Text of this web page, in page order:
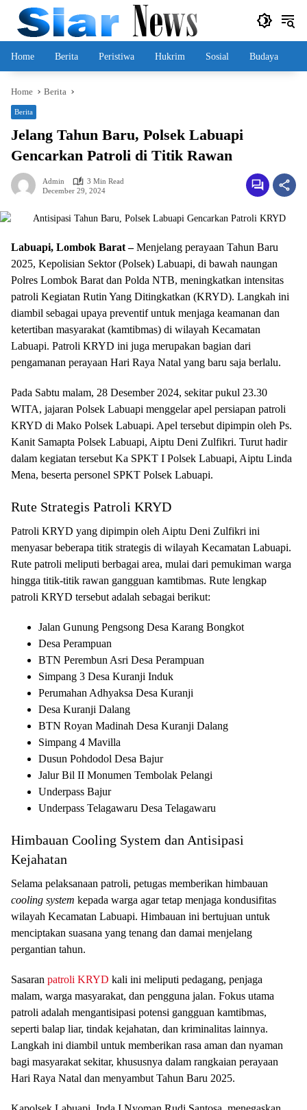
content
Home Berita Peristiwa Hukrim Sosial Budaya
Home Berita
Berita
Jelang Tahun Baru, Polsek Labuapi
Gencarkan Patroli di Titik Rawan
Admin
3 Min Read
December 29, 2024
Labuapi, Lombok Barat –Menjelang perayaan Tahun Baru
2025, Kepolisian Sektor (Polsek) Labuapi, di bawah naungan
Polres Lombok Barat dan Polda NTB, meningkatkan intensitas
patroli Kegiatan Rutin Yang Ditingkatkan (KRYD). Langkah ini
diambil sebagai upaya preventif untuk menjaga keamanan dan
ketertiban masyarakat (kamtibmas) di wilayah Kecamatan
Labuapi. Patroli KRYD ini juga merupakan bagian dari
pengamanan perayaan Hari Raya Natal yang baru saja berlalu.
Pada Sabtu malam, 28 Desember 2024, sekitar pukul 23.30
WITA, jajaran Polsek Labuapi menggelar apel persiapan patroli
KRYD di Mako Polsek Labuapi. Apel tersebut dipimpin oleh Ps.
Kanit Samapta Polsek Labuapi, Aiptu Deni Zulfikri. Turut hadir
dalam kegiatan tersebut Ka SPKT I Polsek Labuapi, Aiptu Linda
Mena, beserta personel SPKT Polsek Labuapi.
Rute Strategis Patroli KRYD
Patroli KRYD yang dipimpin oleh Aiptu Deni Zulfikri ini
menyasar beberapa titik strategis di wilayah Kecamatan Labuapi.
Rute patroli meliputi berbagai area, mulai dari pemukiman warga
hingga titik-titik rawan gangguan kamtibmas. Rute lengkap
patroli KRYD tersebut adalah sebagai berikut:
Jalan Gunung Pengsong Desa Karang Bongkot
Desa Perampuan
BTN Perembun Asri Desa Perampuan
Simpang 3 Desa Kuranji Induk
Perumahan Adhyaksa Desa Kuranji
Desa Kuranji Dalang
BTN Royan Madinah Desa Kuranji Dalang
Simpang 4 Mavilla
Dusun Pohdodol Desa Bajur
Jalur Bil II Monumen Tembolak Pelangi
Underpass Bajur
Underpass Telagawaru Desa Telagawaru
Himbauan Cooling System dan Antisipasi
Kejahatan
Selama pelaksanaan patroli, petugas memberikan himbauan
cooling system kepada warga agar tetap menjaga kondusifitas
wilayah Kecamatan Labuapi. Himbauan ini bertujuan untuk
menciptakan suasana yang tenang dan damai menjelang
pergantian tahun.
Sasaran patroli KRYD kali ini meliputi pedagang, penjaga
malam, warga masyarakat, dan pengguna jalan. Fokus utama
patroli adalah mengantisipasi potensi gangguan kamtibmas,
seperti balap liar, tindak kejahatan, dan kriminalitas lainnya.
Langkah ini diambil untuk memberikan rasa aman dan nyaman
bagi masyarakat sekitar, khususnya dalam rangkaian perayaan
Hari Raya Natal dan menyambut Tahun Baru 2025.